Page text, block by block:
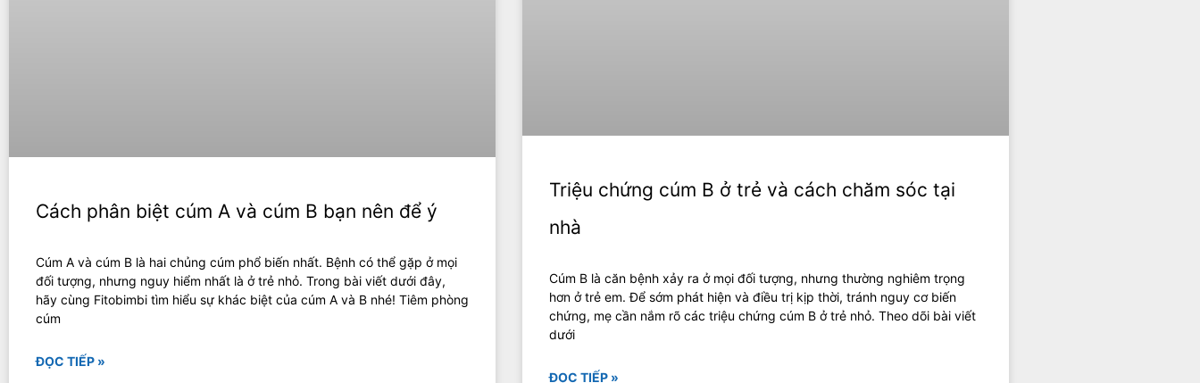
Cách phân biệt cúm A và cúm B bạn nên để ý
Cúm A và cúm B là hai chủng cúm phổ biến nhất. Bệnh có thể gặp ở mọi
đối tượng, nhưng nguy hiểm nhất là ở trẻ nhỏ. Trong bài viết dưới đây,
hãy cùng Fitobimbi tìm hiểu sự khác biệt của cúm A và B nhé! Tiêm phòng
cúm
ĐỌC TIẾP »
Triệu chứng cúm B ở trẻ và cách chăm sóc tại
nhà
Cúm B là căn bệnh xảy ra ở mọi đối tượng, nhưng thường nghiêm trọng
hơn ở trẻ em. Để sớm phát hiện và điều trị kịp thời, tránh nguy cơ biến
chứng, mẹ cần nắm rõ các triệu chứng cúm B ở trẻ nhỏ. Theo dõi bài viết
dưới
ĐỌC TIẾP »